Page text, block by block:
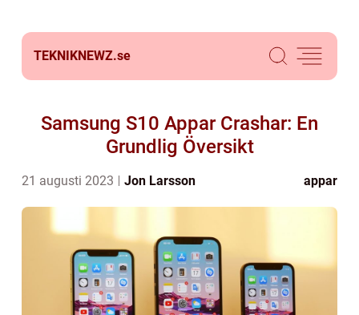
TEKNIKNEWZ.se
Samsung S10 Appar Crashar: En
Grundlig Översikt
21 augusti 2023 Jon Larsson appar